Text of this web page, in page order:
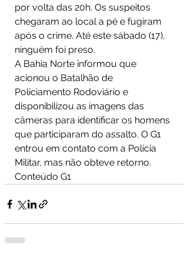
por volta das 20h. Os suspeitos
chegaram ao local a pé e fugiram
após o crime. Até este sábado (17),
ninguém foi preso.
A Bahia Norte informou que
acionou o Batalhão de
Policiamento Rodoviário e
disponibilizou as imagens das
câmeras para identificar os homens
que participaram do assalto. O G1
entrou em contato com a Polícia
Militar, mas não obteve retorno.
Conteúdo G1